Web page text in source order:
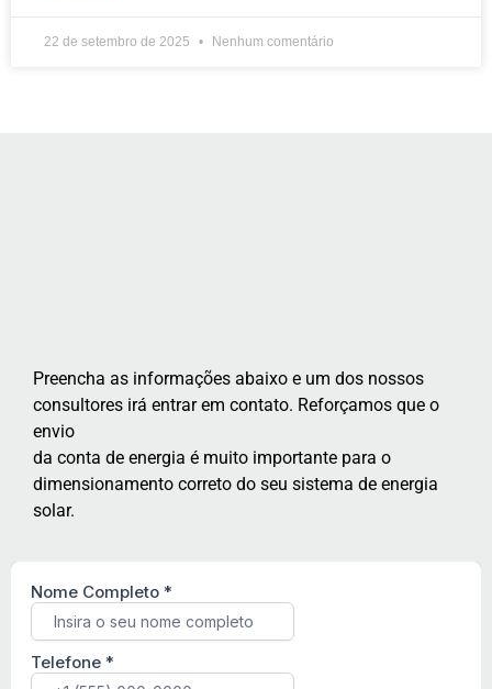
22 de setembro de 2025 Nenhum comentário
Preencha as informações abaixo e um dos nossos
consultores irá entrar em contato. Reforçamos que o
envio
da conta de energia é muito importante para o
dimensionamento correto do seu sistema de energia
solar.